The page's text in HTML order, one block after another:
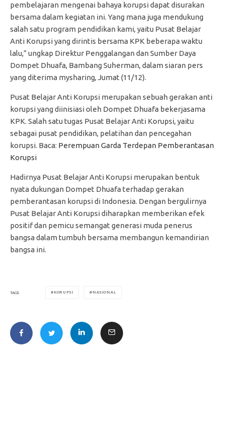
pembelajaran mengenai bahaya korupsi dapat disurakan
bersama dalam kegiatan ini. Yang mana juga mendukung
salah satu program pendidikan kami, yaitu Pusat Belajar
Anti Korupsi yang dirintis bersama KPK beberapa waktu
lalu,” ungkap Direktur Penggalangan dan Sumber Daya
Dompet Dhuafa, Bambang Suherman, dalam siaran pers
yang diterima mysharing, Jumat (11/12).
Pusat Belajar Anti Korupsi merupakan sebuah gerakan anti
korupsi yang diinisiasi oleh Dompet Dhuafa bekerjasama
KPK. Salah satu tugas Pusat Belajar Anti Korupsi, yaitu
sebagai pusat pendidikan, pelatihan dan pencegahan
korupsi. Baca: Perempuan Garda Terdepan Pemberantasan
Korupsi
Hadirnya Pusat Belajar Anti Korupsi merupakan bentuk
nyata dukungan Dompet Dhuafa terhadap gerakan
pemberantasan korupsi di Indonesia. Dengan bergulirnya
Pusat Belajar Anti Korupsi diharapkan memberikan efek
positif dan pemicu semangat generasi muda penerus
bangsa dalam tumbuh bersama membangun kemandirian
bangsa ini.
TAGS KORUPSI NASIONAL